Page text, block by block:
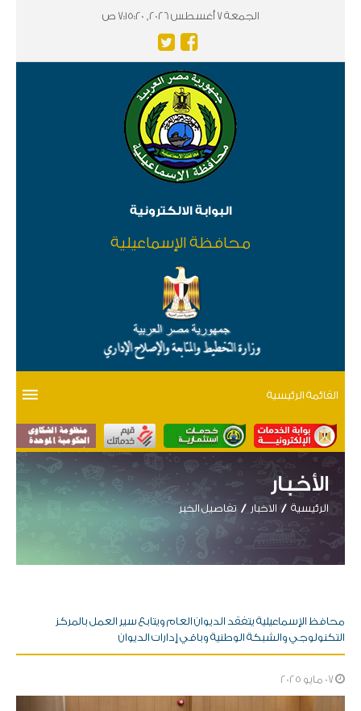
الجمعة 7 أغسطس 2026, 7:15:21 ص
البوابة الالكترونية
محافظة الإسماعيلية
القائمة الرئيسية
الأخبار
الرئيسية الاخبار تفاصيل الخبر
محافظ الإسماعيلية يتفقد الديوان العام ويتابع سير العمل بالمركز
التكنولوجي والشبكة الوطنية وباقي إدارات الديوان